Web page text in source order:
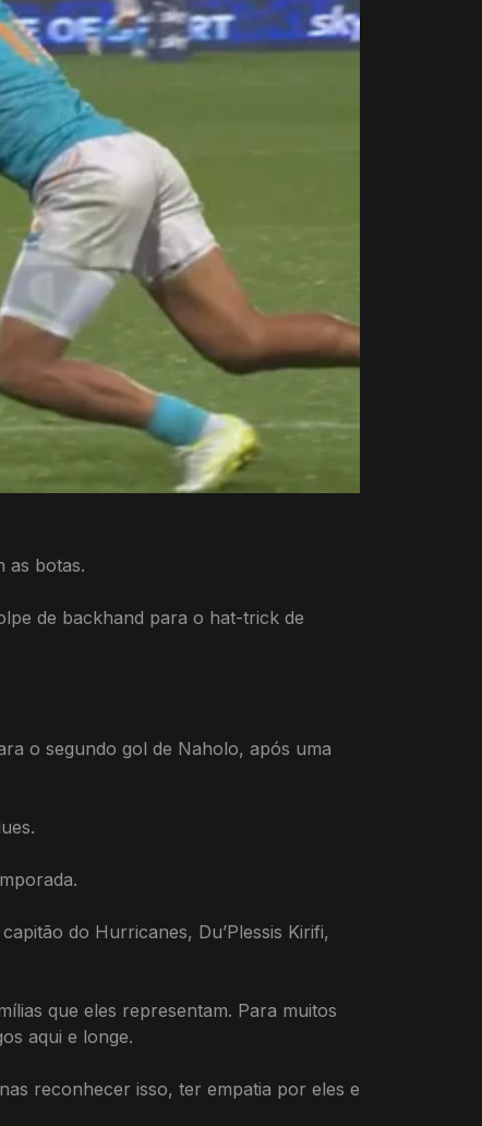
as botas.
de backhand para o hat-trick de
o segundo gol de Naholo, após uma
do Hurricanes, Du’Plessis Kirifi,
que eles representam. Para muitos
aqui e longe.
reconhecer isso, ter empatia por eles e